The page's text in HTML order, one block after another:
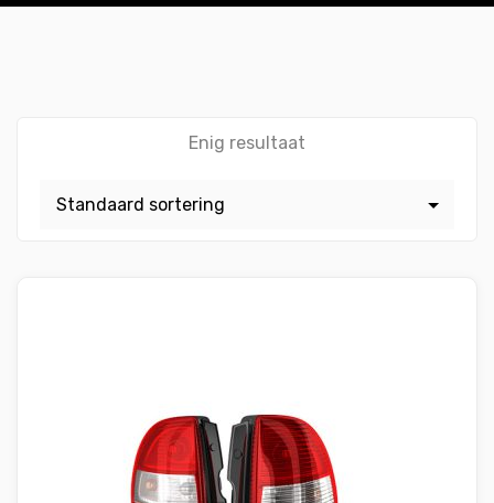
Enig resultaat